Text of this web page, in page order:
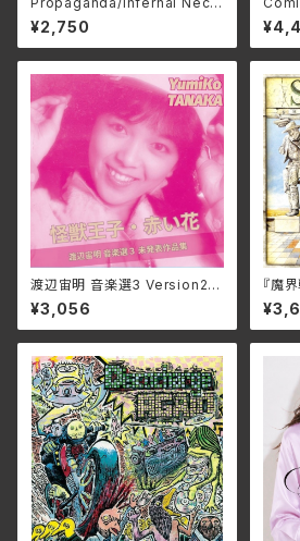
omancy ZDR-073(仕様:C
D)
¥2,750
ap
渡辺宙明 音楽選3 Version2/
田中由美子、根本由美、成松こだ
ま 3SCD-0072(仕様:CD)
¥3,056
『魔